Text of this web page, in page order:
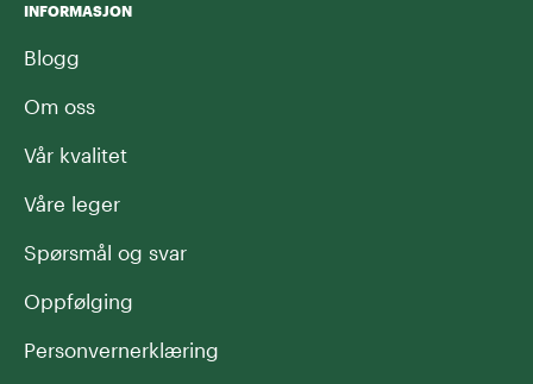
INFORMASJON
Blogg
Om oss
Vår kvalitet
Våre leger
Spørsmål og svar
Oppfølging
Personvernerklæring